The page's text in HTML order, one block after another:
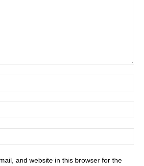
and website in this browser for the